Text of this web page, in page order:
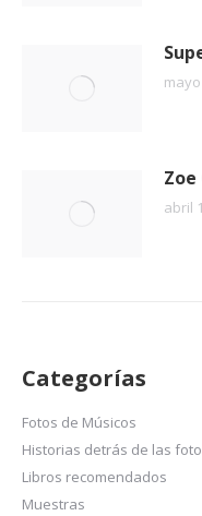
Zoe
abril
Categorías
Fotos de Músicos
Historias detrás de las
Libros recomendados
Muestras